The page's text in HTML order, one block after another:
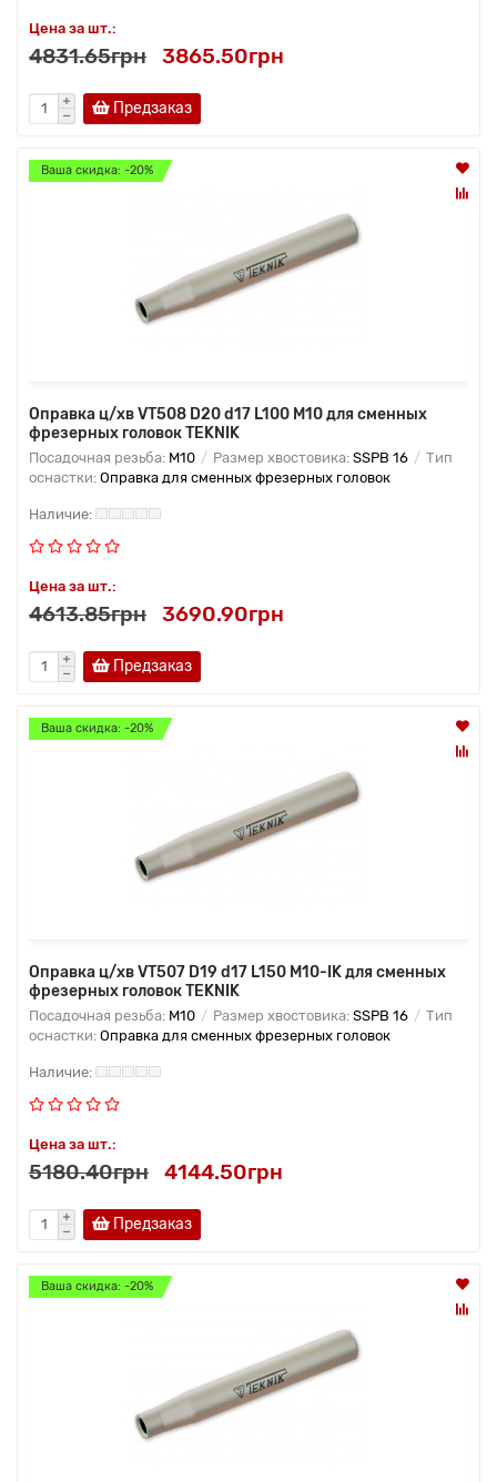
Цена за шт.:
4831.65грн 3865.50грн
Предзаказ
Ваша скидка: -20%
Оправка ц/хв VT508 D20 d17 L100 M10 для сменных
фрезерных головок TEKNIK
Посадочная резьба: M10 Размер хвостовика: SSPB 16
Тип
оснастки: Оправка для сменных фрезерных головок
Цена за шт.:
4613.85грн 3690.90грн
Предзаказ
Ваша скидка: -20%
Оправка ц/хв VT507 D19 d17 L150 M10-IK для сменных
фрезерных головок TEKNIK
Посадочная резьба: M10 Размер хвостовика: SSPB 16
Тип
оснастки: Оправка для сменных фрезерных головок
Цена за шт.:
5180.40грн 4144.50грн
Предзаказ
Ваша скидка: -20%